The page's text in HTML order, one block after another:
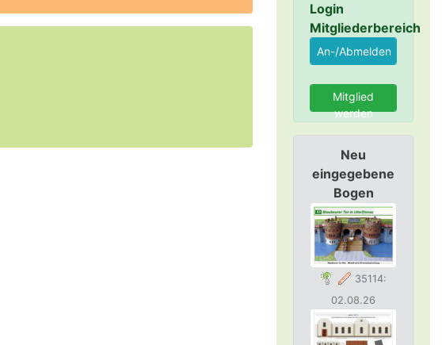
Login
Mitgliederbereich
Mitglied
werden
Neu
eingegebene
Bogen
35114:
02.08.26